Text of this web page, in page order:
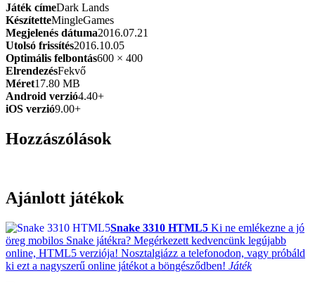
Játék címeDark Lands
KészítetteMingleGames
Megjelenés dátuma2016.07.21
Utolsó frissítés2016.10.05
Optimális felbontás600 × 400
ElrendezésFekvő
Méret17.80 MB
Android verzió4.40+
iOS verzió9.00+
Hozzászólások
Ajánlott játékok
Snake 3310 HTML5 Ki ne emlékezne a jó
öreg mobilos Snake játékra? Megérkezett kedvencünk legújabb
online, HTML5 verziója! Nosztalgiázz a telefonodon, vagy próbáld
ki ezt a nagyszerű online játékot a böngésződben! Játék